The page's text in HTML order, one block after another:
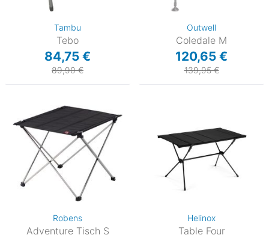
Tambu
Tebo
84,75 €
89,90 €
Outwell
Coledale M
120,65 €
139,95 €
Robens
Adventure Tisch S
Helinox
Table Four